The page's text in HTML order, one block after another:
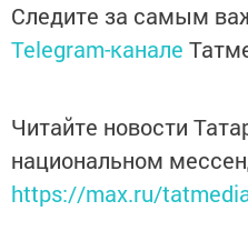
Следите за самым
Telegram-канале
Читайте новости
национальном
https://max.ru/